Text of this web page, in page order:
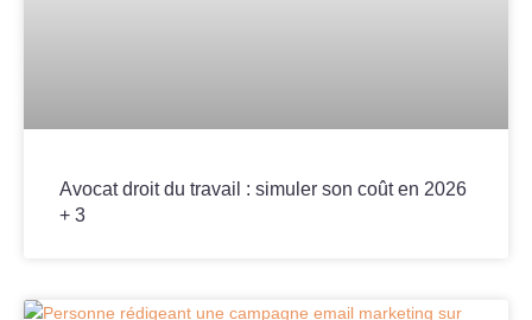
Avocat droit du travail : simuler son coût en 2026
+ 3